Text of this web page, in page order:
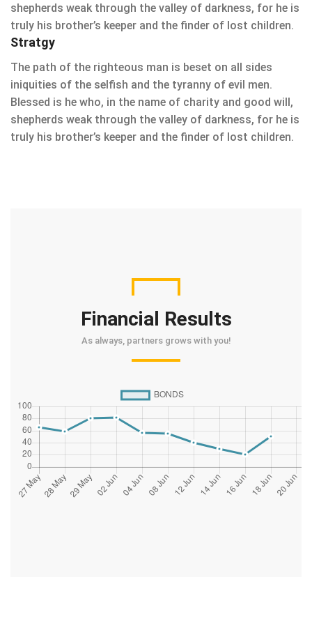
shepherds weak through the valley of darkness, for he is
truly his brother’s keeper and the finder of lost children.
Stratgy
The path of the righteous man is beset on all sides
iniquities of the selfish and the tyranny of evil men.
Blessed is he who, in the name of charity and good will,
shepherds weak through the valley of darkness, for he is
truly his brother’s keeper and the finder of lost children.
Financial Results
As always, partners grows with you!